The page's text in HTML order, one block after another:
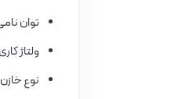
توان نامی: 2.5
ولتاژ کاری: 440
نوع